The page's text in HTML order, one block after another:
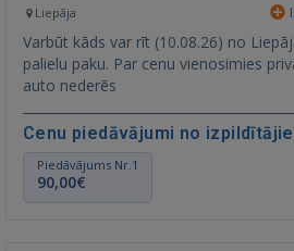
Liepāja
Varbūt kāds var rīt (10.08.26) no
palielu paku. Par cenu vienosimies privāti. Ar busu,
auto nederēs
Cenu piedāvājumi no
Piedāvājums Nr.1
90,00€